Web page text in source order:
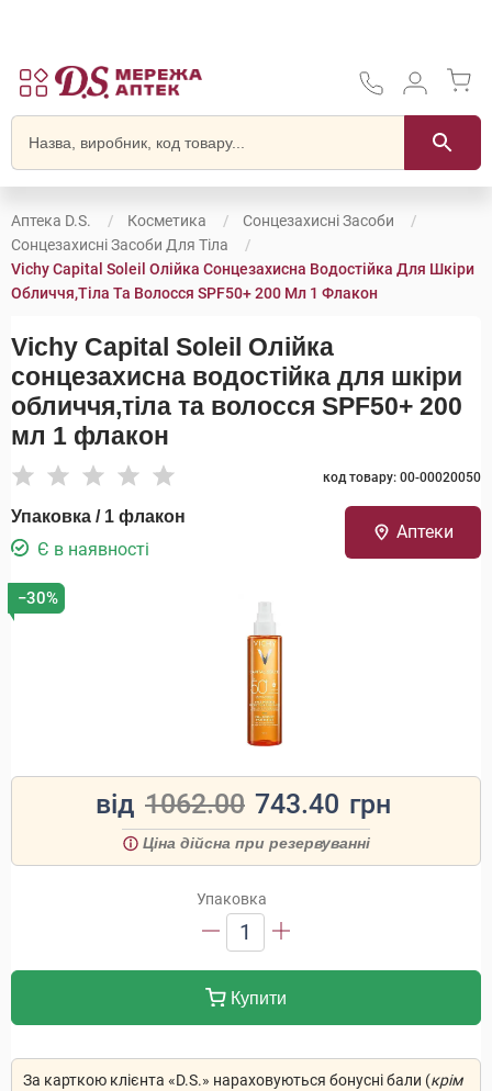
Аптека D.S. Косметика
Сонцезахисні Засоби
Сонцезахисні Засоби Для Тіла
Vichy Capital Soleil Олійка Сонцезахисна Водостійка Для Шкіри
Обличчя,тіла Та Волосся SPF50+ 200 Мл 1 Флакон
Vichy Capital Soleil Олійка
сонцезахисна водостійка для шкіри
обличчя,тіла та волосся SPF50+ 200
мл 1 флакон
код товару: 00-00020050
Упаковка / 1 флакон
Є в наявності
Аптеки
−30%
від 1062.00 743.40 грн
Ціна дійсна при резервуванні
Упаковка
1
Купити
За карткою клієнта «D.S.» нараховуються бонусні бали (крім